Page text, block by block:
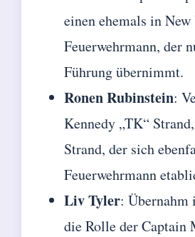
einen ehemals in
Feuerwehrmann, der
Führung übernimmt.
Ronen Rubinstein:
Kennedy „TK“
Strand, der sich
Feuerwehrmann
Liv Tyler: Übernahm
die Rolle der Captain